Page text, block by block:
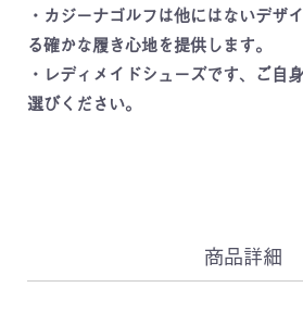
・カジーナゴルフは他にはないデザ
る確かな履き心地を提供します。
・レディメイドシューズです、ご自
選びください。
商品詳細